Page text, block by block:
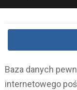
Baza danych
internetowego